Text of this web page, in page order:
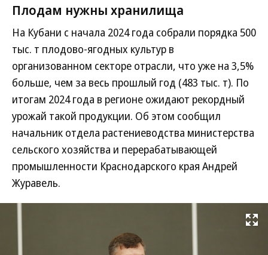
Плодам нужны хранилища
На Кубани с начала 2024 года собрали порядка 500
тыс. т плодово-ягодных культур в
организованном секторе отрасли, что уже на 3,5%
больше, чем за весь прошлый год (483 тыс. т). По
итогам 2024 года в регионе ожидают рекордный
урожай такой продукции. Об этом сообщил
начальник отдела растениеводства министерства
сельского хозяйства и перерабатывающей
промышленности Краснодарского края Андрей
Журавель.
Развернуть